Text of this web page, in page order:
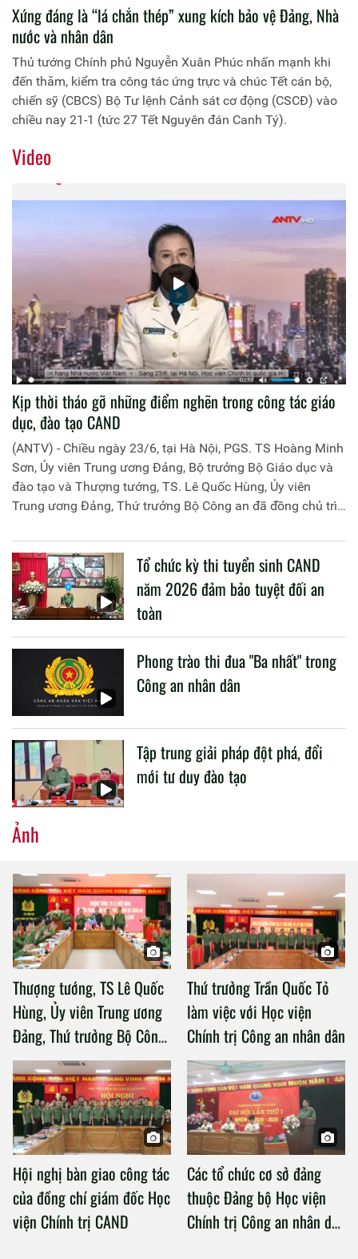
Xứng đáng là “lá chắn thép” xung kích bảo vệ Đảng, Nhà
nước và nhân dân
Thủ tướng Chính phủ Nguyễn Xuân Phúc nhấn mạnh khi
đến thăm, kiểm tra công tác ứng trực và chúc Tết cán bộ,
chiến sỹ (CBCS) Bộ Tư lệnh Cảnh sát cơ động (CSCĐ) vào
chiều nay 21-1 (tức 27 Tết Nguyên đán Canh Tý).
Video
Kịp thời tháo gỡ những điểm nghẽn trong công tác giáo
dục, đào tạo CAND
(ANTV) - Chiều ngày 23/6, tại Hà Nội, PGS. TS Hoàng Minh
Sơn, Ủy viên Trung ương Đảng, Bộ trưởng Bộ Giáo dục và
đào tạo và Thượng tướng, TS. Lê Quốc Hùng, Ủy viên
Trung ương Đảng, Thứ trưởng Bộ Công an đã đồng chủ trì
liên quan đến công tác giáo dục và đào tạo của lực lượng
CAND.
Tổ chức kỳ thi tuyển sinh CAND
năm 2026 đảm bảo tuyệt đối an
toàn
Phong trào thi đua "Ba nhất" trong
Công an nhân dân
Tập trung giải pháp đột phá, đổi
mới tư duy đào tạo
Ảnh
Thượng tướng, TS Lê Quốc
Hùng, Ủy viên Trung ương
Đảng, Thứ trưởng Bộ Công
an làm việc với Học viện
Chính trị Công an nhân dân
Thứ trưởng Trần Quốc Tỏ
làm việc với Học viện
Chính trị Công an nhân dân
Hội nghị bàn giao công tác
của đồng chí giám đốc Học
viện Chính trị CAND
Các tổ chức cơ sở đảng
thuộc Đảng bộ Học viện
Chính trị Công an nhân dân